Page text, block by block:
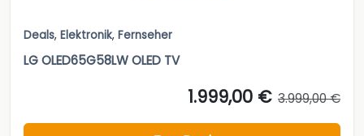
Deals, Elektronik, Fernseher
LG OLED65G58LW OLED TV
1.999,00 € 3.999,00 €